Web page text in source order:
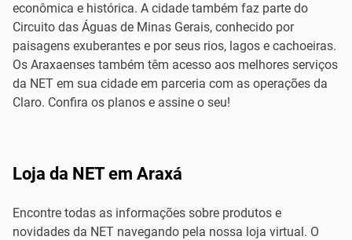
econômica e histórica. A cidade também faz parte do
Circuito das Águas de Minas Gerais, conhecido por
paisagens exuberantes e por seus rios, lagos e cachoeiras.
Os Araxaenses também têm acesso aos melhores serviços
da NET em sua cidade em parceria com as operações da
Claro. Confira os planos e assine o seu!
Loja da NET em Araxá
Encontre todas as informações sobre produtos e
novidades da NET navegando pela nossa loja virtual. O